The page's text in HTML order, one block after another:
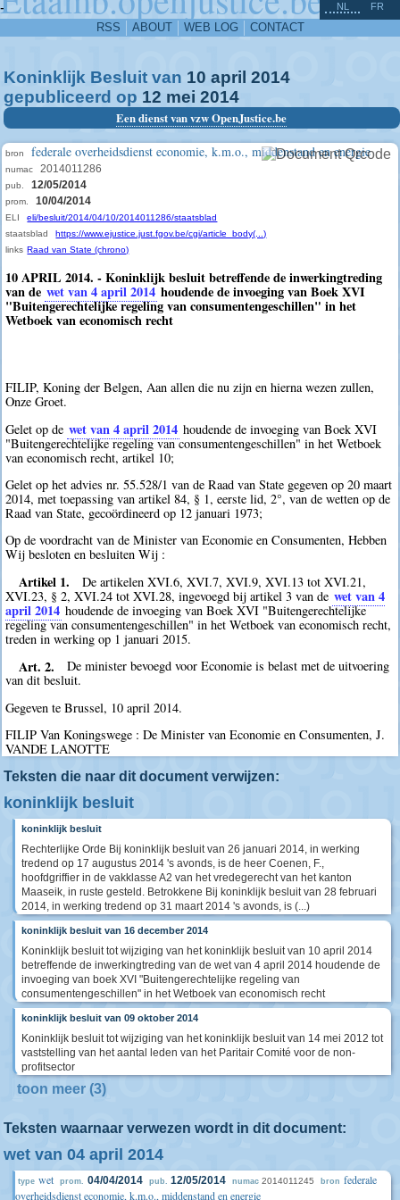
-
RSS ABOUT WEB LOG CONTACT
NL FR
Koninklijk Besluit van 10 april 2014
gepubliceerd op 12 mei 2014
Een dienst van vzw OpenJustice.be
bron federale overheidsdienst economie, k.m.o., middenstand en energie
numac 2014011286
pub. 12/05/2014
prom. 10/04/2014
ELI
eli/besluit/2014/04/10/2014011286/staatsblad
staatsblad
https://www.ejustice.just.fgov.be/cgi/article_body(...)
links Raad van State (chrono)
10 APRIL 2014. - Koninklijk besluit betreffende de inwerkingtreding
van de wet van 4 april 2014 houdende de invoeging van Boek XVI
"Buitengerechtelijke regeling van consumentengeschillen" in het
Wetboek van economisch recht
FILIP, Koning der Belgen, Aan allen die nu zijn en hierna wezen zullen,
Onze Groet.
Gelet op de wet van 4 april 2014 houdende de invoeging van Boek XVI
"Buitengerechtelijke regeling van consumentengeschillen" in het Wetboek
van economisch recht, artikel 10;
Gelet op het advies nr. 55.528/1 van de Raad van State gegeven op 20 maart
2014, met toepassing van artikel 84, § 1, eerste lid, 2°, van de wetten op de
Raad van State, gecoördineerd op 12 januari 1973;
Op de voordracht van de Minister van Economie en Consumenten, Hebben
Wij besloten en besluiten Wij :
Artikel 1.
De artikelen XVI.6, XVI.7, XVI.9, XVI.13 tot XVI.21,
XVI.23, § 2, XVI.24 tot XVI.28, ingevoegd bij artikel 3 van de wet van 4
april 2014 houdende de invoeging van Boek XVI "Buitengerechtelijke
regeling van consumentengeschillen" in het Wetboek van economisch recht,
treden in werking op 1 januari 2015.
Art. 2.
De minister bevoegd voor Economie is belast met de uitvoering
van dit besluit.
Gegeven te Brussel, 10 april 2014.
FILIP Van Koningswege : De Minister van Economie en Consumenten, J.
VANDE LANOTTE
Teksten die naar dit document verwijzen:
koninklijk besluit
koninklijk besluit
Rechterlijke Orde Bij koninklijk besluit van 26 januari 2014, in werking
tredend op 17 augustus 2014 's avonds, is de heer Coenen, F.,
hoofdgriffier in de vakklasse A2 van het vredegerecht van het kanton
Maaseik, in ruste gesteld. Betrokkene Bij koninklijk besluit van 28 februari
2014, in werking tredend op 31 maart 2014 's avonds, is (...)
koninklijk besluit van 16 december 2014
Koninklijk besluit tot wijziging van het koninklijk besluit van 10 april 2014
betreffende de inwerkingtreding van de wet van 4 april 2014 houdende de
invoeging van boek XVI "Buitengerechtelijke regeling van
consumentengeschillen" in het Wetboek van economisch recht
koninklijk besluit van 09 oktober 2014
Koninklijk besluit tot wijziging van het koninklijk besluit van 14 mei 2012 tot
vaststelling van het aantal leden van het Paritair Comité voor de non-
profitsector
toon meer (3)
Teksten waarnaar verwezen wordt in dit document:
wet van 04 april 2014
type wet prom. 04/04/2014 pub. 12/05/2014 numac 2014011245 bron federale
overheidsdienst economie, k.m.o., middenstand en energie
^